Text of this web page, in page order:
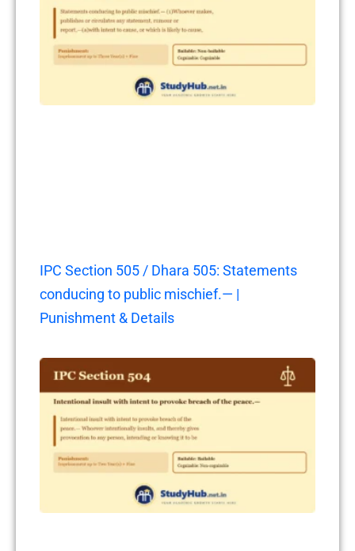
IPC Section 505 / Dhara 505: Statements
conducing to public mischief.— |
Punishment & Details